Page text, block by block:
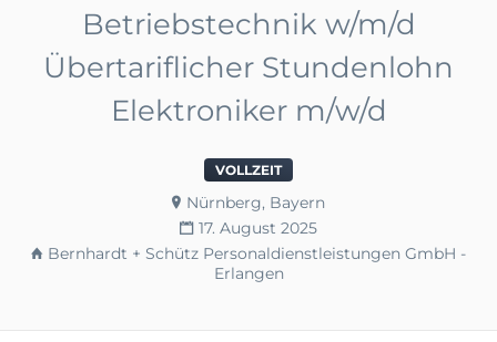
Betriebstechnik w/m/d
Übertariflicher Stundenlohn
Elektroniker m/w/d
VOLLZEIT
Nürnberg, Bayern
17. August 2025
Bernhardt + Schütz Personaldienstleistungen GmbH -
Erlangen